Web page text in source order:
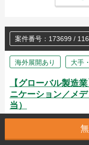
案件番号：173699 / 116
海外展開あり 大手
【グローバル製造
ニケーション／メ
当）
高い英語力を生かし